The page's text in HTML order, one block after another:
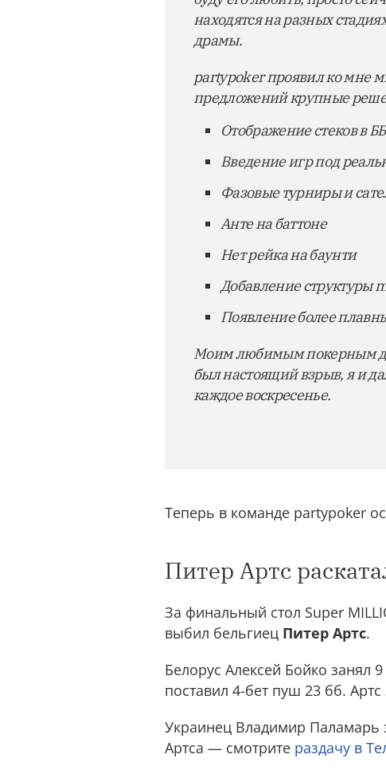
находятся на разных
драмы.
partypoker проявил ко мне
предложений крупные
Отображение стеков в ББ
Введение игр под
Фазовые турниры и
Анте на баттоне
Нет рейка на баунти
Добавление структуры
Появление более
Моим любимым покерным
был настоящий взрыв, я и
каждое воскресенье.
Теперь в команде partypoker
Питер Артс
За финальный стол Super
выбил бельгиец Питер Артс.
Белорус Алексей Бойко занял
поставил 4-бет пуш 23 бб.
Украинец Владимир Паламарь
Артса — смотрите раздачу в